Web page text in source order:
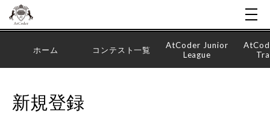
ホーム コンテスト一覧
AtCoder Junior
League
新規登録